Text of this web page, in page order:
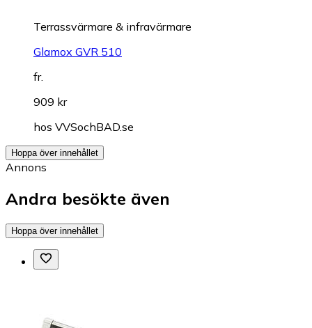
Terrassvärmare & infravärmare
Glamox GVR 510
fr.
909 kr
hos VVSochBAD.se
Hoppa över innehållet
Annons
Andra besökte även
Hoppa över innehållet